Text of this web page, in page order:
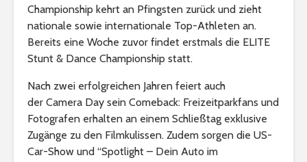
Championship kehrt an Pfingsten zurück und zieht
nationale sowie internationale Top-Athleten an.
Bereits eine Woche zuvor findet erstmals die ELITE
Stunt & Dance Championship statt.
Nach zwei erfolgreichen Jahren feiert auch
der Camera Day sein Comeback: Freizeitparkfans und
Fotografen erhalten an einem Schließtag exklusive
Zugänge zu den Filmkulissen. Zudem sorgen die US-
Car-Show und “Spotlight – Dein Auto im